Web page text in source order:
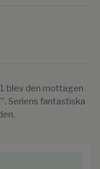
blev den mottagen
Seriens fantastiska